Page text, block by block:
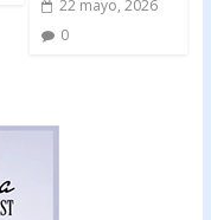
22 mayo, 2026
0